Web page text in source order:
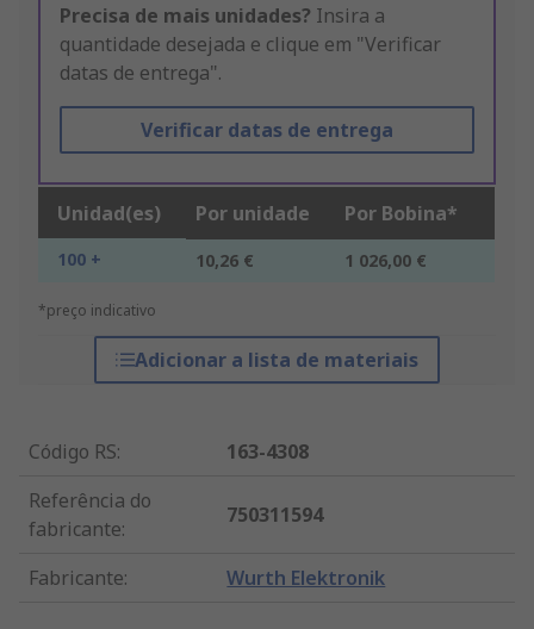
Precisa de mais unidades? Insira a
quantidade desejada e clique em "Verificar
datas de entrega".
Verificar datas de entrega
Unidad(es) Por unidade Por Bobina*
100 + 10,26 € 1 026,00 €
*preço indicativo
Adicionar a lista de materiais
Código RS:
163-4308
Referência do
fabricante:
750311594
Fabricante: Wurth Elektronik